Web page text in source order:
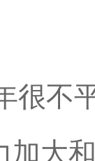
不平
加大